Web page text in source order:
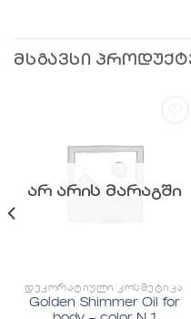
ᲛᲡᲒᲐᲕᲡᲘ
სიაში
დამატება
ᲐᲠ ᲐᲠᲘᲡ ᲛᲐᲠᲐᲒᲨᲘ
ᲓᲔᲙᲝᲠᲐᲢᲘᲣᲚᲘ ᲙᲝᲡᲛᲔᲢᲘᲙᲐ
Golden Shimmer Oil for